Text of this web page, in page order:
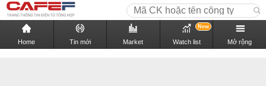
Home Tin mới Market Watch list
New
Mở rộng